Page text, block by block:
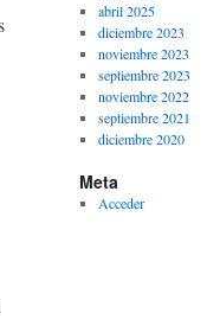
abril 2025
diciembre 2023
noviembre 2023
septiembre 2023
noviembre 2022
septiembre 2021
diciembre 2020
Meta
Acceder